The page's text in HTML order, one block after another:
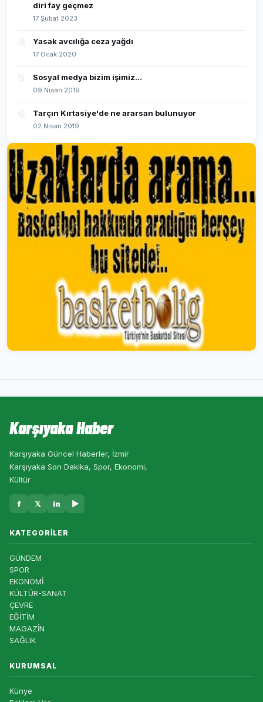
diri fay geçmez
17 Şubat 2023
Yasak avcılığa ceza yağdı
17 Ocak 2020
Sosyal medya bizim işimiz...
09 Nisan 2019
Tarçın Kırtasiye'de ne ararsan bulunuyor
02 Nisan 2019
Karşıyaka Haber
Karşıyaka Güncel Haberler, İzmir
Karşıyaka Son Dakika, Spor, Ekonomi,
Kültür
f 𝕏 in ▶
KATEGORILER
GÜNDEM
SPOR
EKONOMİ
KÜLTÜR-SANAT
ÇEVRE
EĞİTİM
MAGAZİN
SAĞLIK
KURUMSAL
Künye